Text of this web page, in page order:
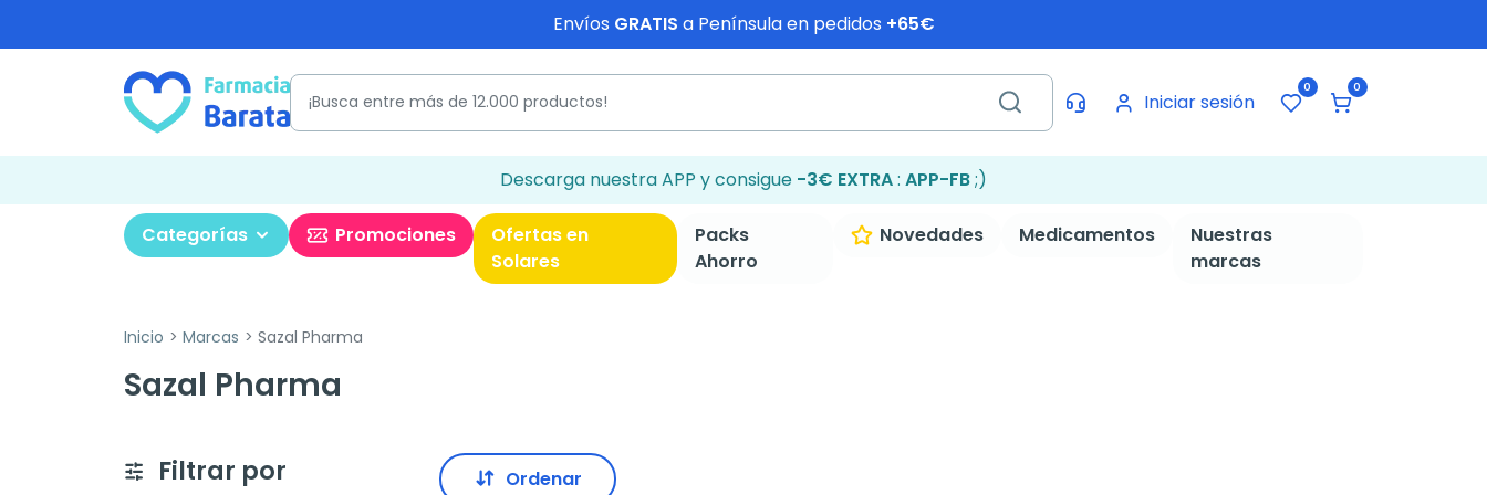
Envíos GRATIS a Península en pedidos +65€
Iniciar sesión
0 0
Descarga nuestra APP y consigue -3€ EXTRA: APP-FB;)
Categorías Promociones
Ofertas en
Solares
Packs
Ahorro
Novedades Medicamentos
Nuestras
marcas
Inicio Marcas Sazal Pharma
Sazal Pharma
Filtrar por Ordenar